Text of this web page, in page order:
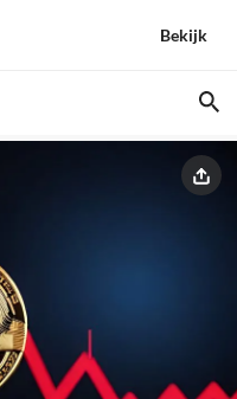
Bekijk